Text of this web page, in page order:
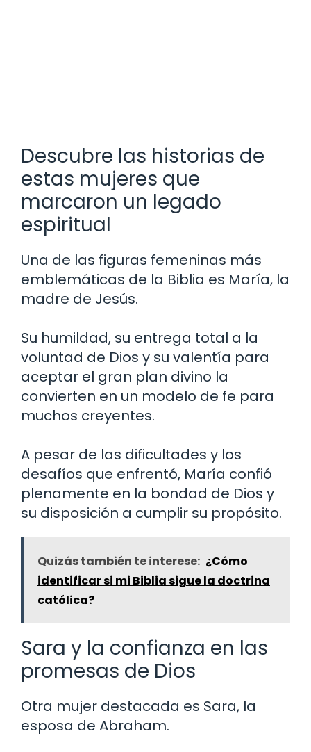
Descubre las historias de
estas mujeres que
marcaron un legado
espiritual
Una de las figuras femeninas más
emblemáticas de la Biblia es María, la
madre de Jesús.
Su humildad, su entrega total a la
voluntad de Dios y su valentía para
aceptar el gran plan divino la
convierten en un modelo de fe para
muchos creyentes.
A pesar de las dificultades y los
desafíos que enfrentó, María confió
plenamente en la bondad de Dios y
su disposición a cumplir su propósito.
Quizás también te interese: ¿Cómo
identificar si mi Biblia sigue la doctrina
católica?
Sara y la confianza en las
promesas de Dios
Otra mujer destacada es Sara, la
esposa de Abraham.